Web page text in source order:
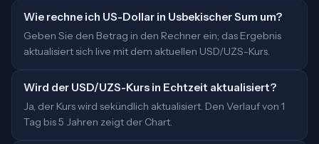
Wie rechne ich US-Dollar in Usbekischer Sum um?
Geben Sie den Betrag in den Rechner ein; das Ergebnis
aktualisiert sich live mit dem aktuellen USD/UZS-Kurs.
Wird der USD/UZS-Kurs in Echtzeit aktualisiert?
Ja, der Kurs wird sekündlich aktualisiert. Den Verlauf von 1
Tag bis 5 Jahren zeigt der Chart.